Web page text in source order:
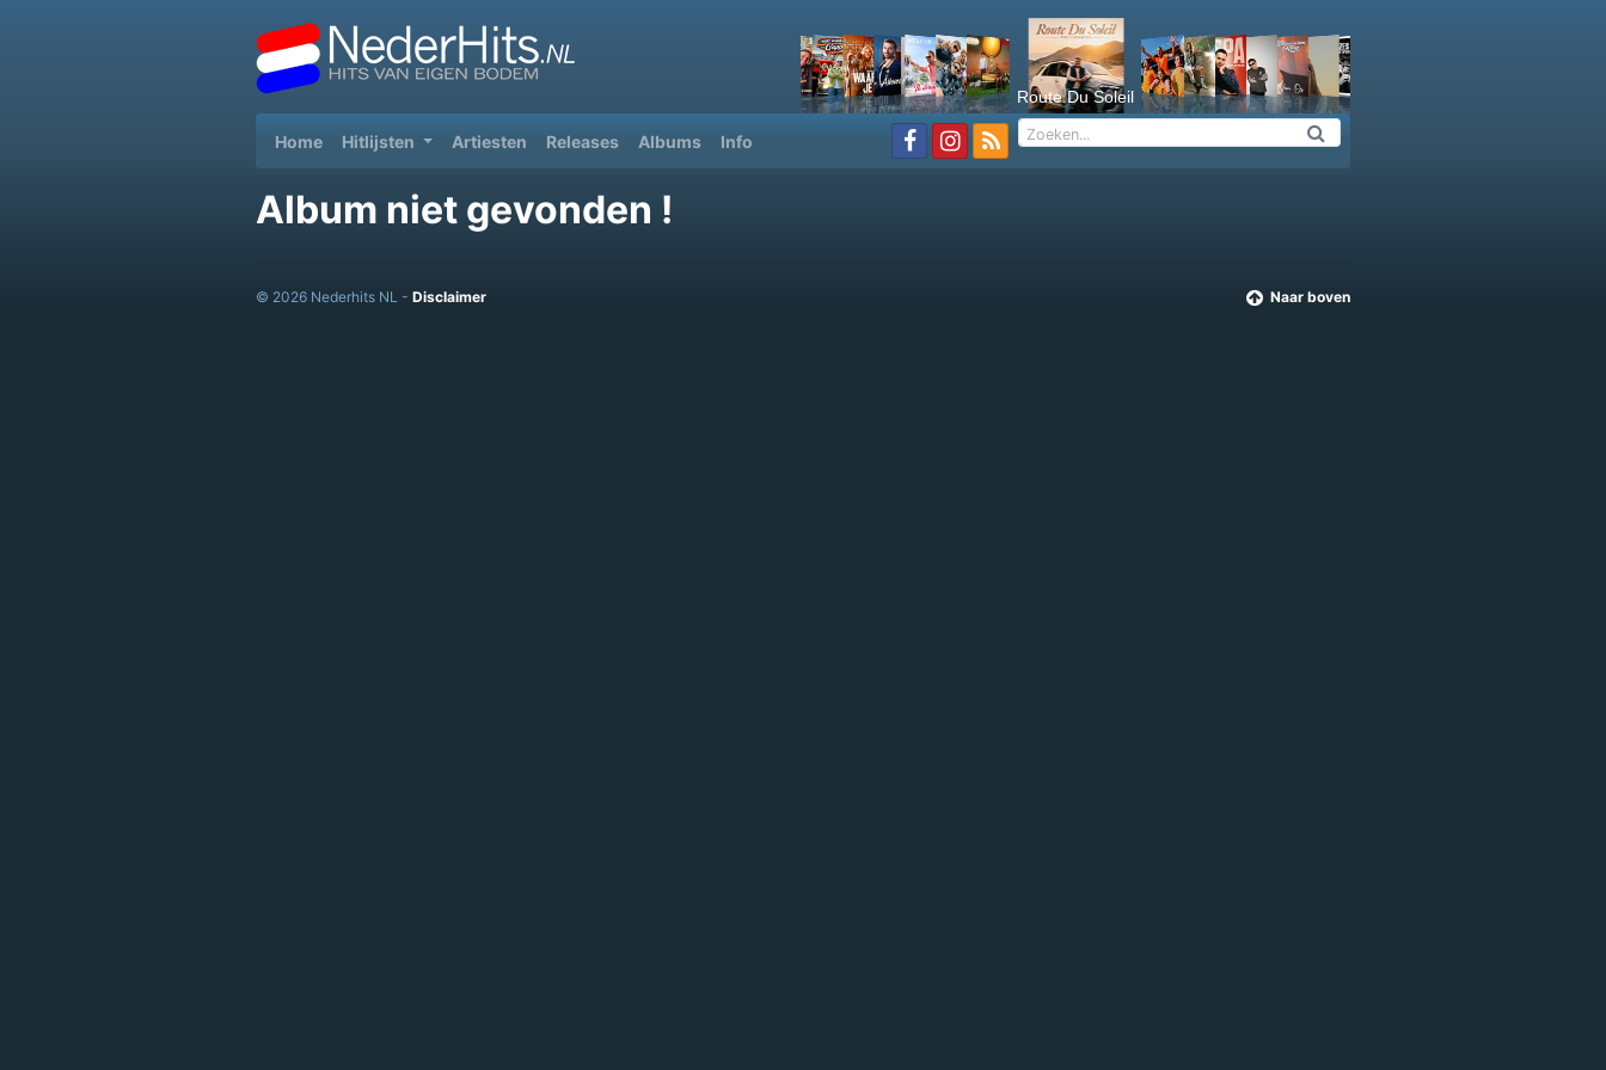
Route Du Soleil
Home(current)
Hitlijsten Artiesten Releases Albums Info
Album niet gevonden !
Naar boven
© 2026 Nederhits NL - Disclaimer